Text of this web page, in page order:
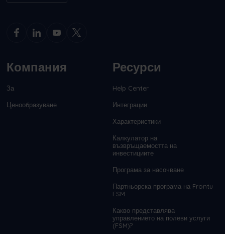
Компания
За
Ценообразуване
Ресурси
Help Center
Интеграции
Характеристики
Калкулатор на
възвръщаемостта на
инвестициите
Програма за насочване
Партньорска програма на Frontu
FSM
Какво представлява
управлението на полеви услуги
(FSM)?